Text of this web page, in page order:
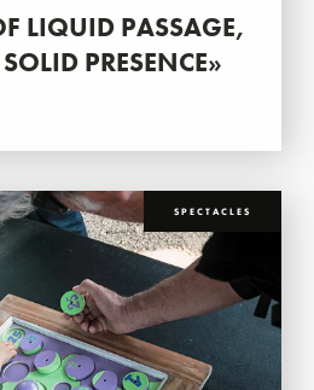
LIQUID PASSAGE,
PRESENCE»
SPECTACLES